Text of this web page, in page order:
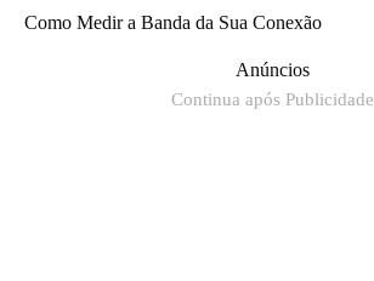
Como Medir a Banda da Sua Conexão
Anúncios
Continua após Publicidade